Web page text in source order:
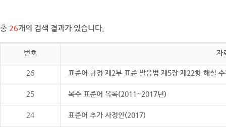
총 26개의 검색 결과가 있습니다.
번호 자
26 표준어 규정 제2부 표준 발음법 제5장 제22항 해설
25 복수 표준어 목록(2011~2017년)
24 표준어 추가 사정안(2017)